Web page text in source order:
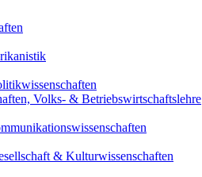
Volks- & Betriebswirtschaftslehre
& Kulturwissenschaften